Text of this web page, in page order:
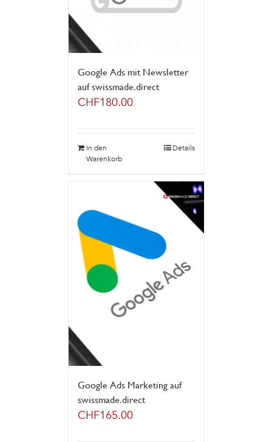
Google Ads mit Newsletter
auf swissmade.direct
CHF180.00
In den
Warenkorb
Details
Google Ads Marketing auf
swissmade.direct
CHF165.00